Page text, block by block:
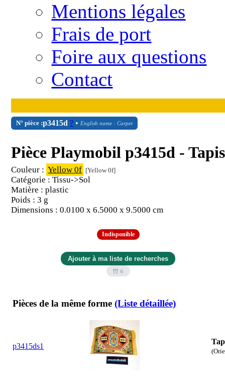
Mentions légales
Frais de port
Foire aux questions
Contact
N° pièce :p3415d ? •English name : Carpet
Pièce Playmobil p3415d - Tapis
Couleur : Yellow 0f [Yellow 0f]
Catégorie : Tissu->Sol
Matière : plastic
Poids : 3 g
Dimensions : 0.0100 x 6.5000 x 9.5000 cm
Indisponible
Pièces de la même forme(Liste détaillée)
p3415ds1